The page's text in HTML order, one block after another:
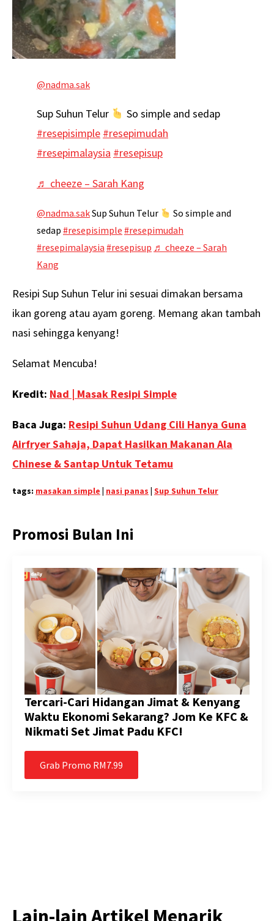
@nadma.sak
Sup Suhun Telur
So simple and sedap
#resepisimple #resepimudah
#resepimalaysia #resepisup
♬ cheeze – Sarah Kang
@nadma.sakSup Suhun Telur
So simple and
sedap #resepisimple #resepimudah
#resepimalaysia #resepisup ♬ cheeze – Sarah
Kang
Resipi Sup Suhun Telur ini sesuai dimakan bersama
ikan goreng atau ayam goreng. Memang akan tambah
nasi sehingga kenyang!
Selamat Mencuba!
Kredit: Nad | Masak Resipi Simple
Baca Juga: Resipi Suhun Udang Cili Hanya Guna
Airfryer Sahaja, Dapat Hasilkan Makanan Ala
Chinese & Santap Untuk Tetamu
tags: masakan simple | nasi panas | Sup Suhun Telur
Promosi Bulan Ini
Tercari-Cari Hidangan Jimat & Kenyang
Waktu Ekonomi Sekarang? Jom Ke KFC &
Nikmati Set Jimat Padu KFC!
Grab Promo RM7.99